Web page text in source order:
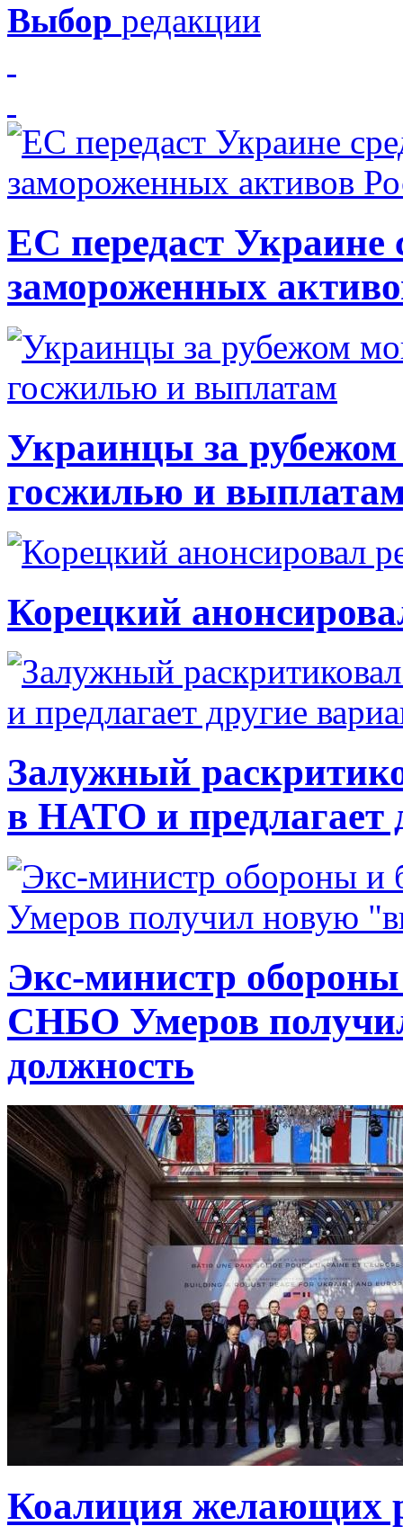
Выбор редакции
ЕС передаст Украине
замороженных
Украинцы за рубежом
госжилью и
Корецкий
Залужный
в НАТО и предлагает
Экс-министр
СНБО Умеров
должность
Коалиция желающих